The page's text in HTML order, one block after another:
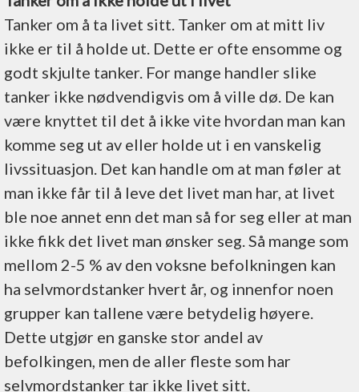
Tanker om å ta livet sitt. Tanker om at mitt liv
ikke er til å holde ut. Dette er ofte ensomme og
godt skjulte tanker. For mange handler slike
tanker ikke nødvendigvis om å ville dø. De kan
være knyttet til det å ikke vite hvordan man kan
komme seg ut av eller holde ut i en vanskelig
livssituasjon. Det kan handle om at man føler at
man ikke får til å leve det livet man har, at livet
ble noe annet enn det man så for seg eller at man
ikke fikk det livet man ønsker seg. Så mange som
mellom 2-5 % av den voksne befolkningen kan
ha selvmordstanker hvert år, og innenfor noen
grupper kan tallene være betydelig høyere.
Dette utgjør en ganske stor andel av
befolkingen, men de aller fleste som har
selvmordstanker tar ikke livet sitt.